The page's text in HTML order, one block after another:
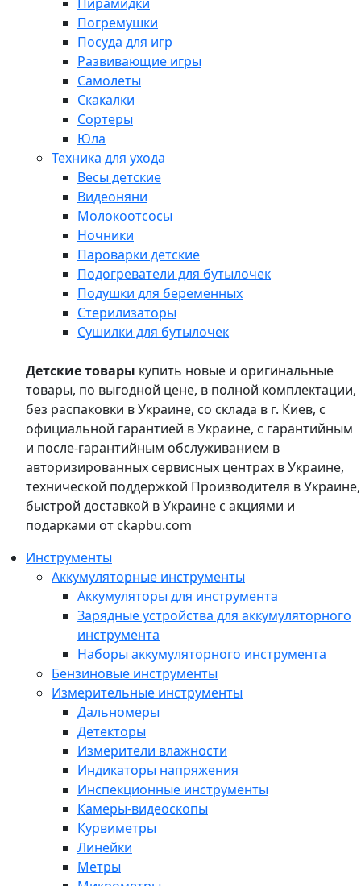
Погремушки
Посуда для игр
Развивающие игры
Самолеты
Скакалки
Сортеры
Юла
Техника для ухода
Весы детские
Видеоняни
Молокоотсосы
Ночники
Пароварки детские
Подогреватели для бутылочек
Подушки для беременных
Стерилизаторы
Сушилки для бутылочек
Детские товары купить новые и оригинальные
товары, по выгодной цене, в полной комплектации,
без распаковки в Украине, со склада в г. Киев, с
официальной гарантией в Украине, с гарантийным
и после-гарантийным обслуживанием в
авторизированных сервисных центрах в Украине,
технической поддержкой Производителя в Украине,
быстрой доставкой в Украине с акциями и
подарками от ckapbu.com
Инструменты
Аккумуляторные инструменты
Аккумуляторы для инструмента
Зарядные устройства для аккумуляторного
инструмента
Наборы аккумуляторного инструмента
Бензиновые инструменты
Измерительные инструменты
Дальномеры
Детекторы
Измерители влажности
Индикаторы напряжения
Инспекционные инструменты
Камеры-видеоскопы
Курвиметры
Линейки
Метры